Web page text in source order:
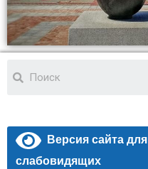
Версия сайта для
слабовидящих